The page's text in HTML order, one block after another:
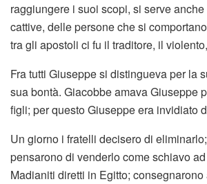
raggiungere i suoi scopi, si serve
cattive, delle persone che si
tra gli apostoli ci fu il traditore, il
Fra tutti Giuseppe si distingueva per la
sua bontà. Giacobbe amava Giuseppe
figli; per questo Giuseppe era invidiato
Un giorno i fratelli decisero di
pensarono di venderlo come schiavo
Madianiti diretti in Egitto;